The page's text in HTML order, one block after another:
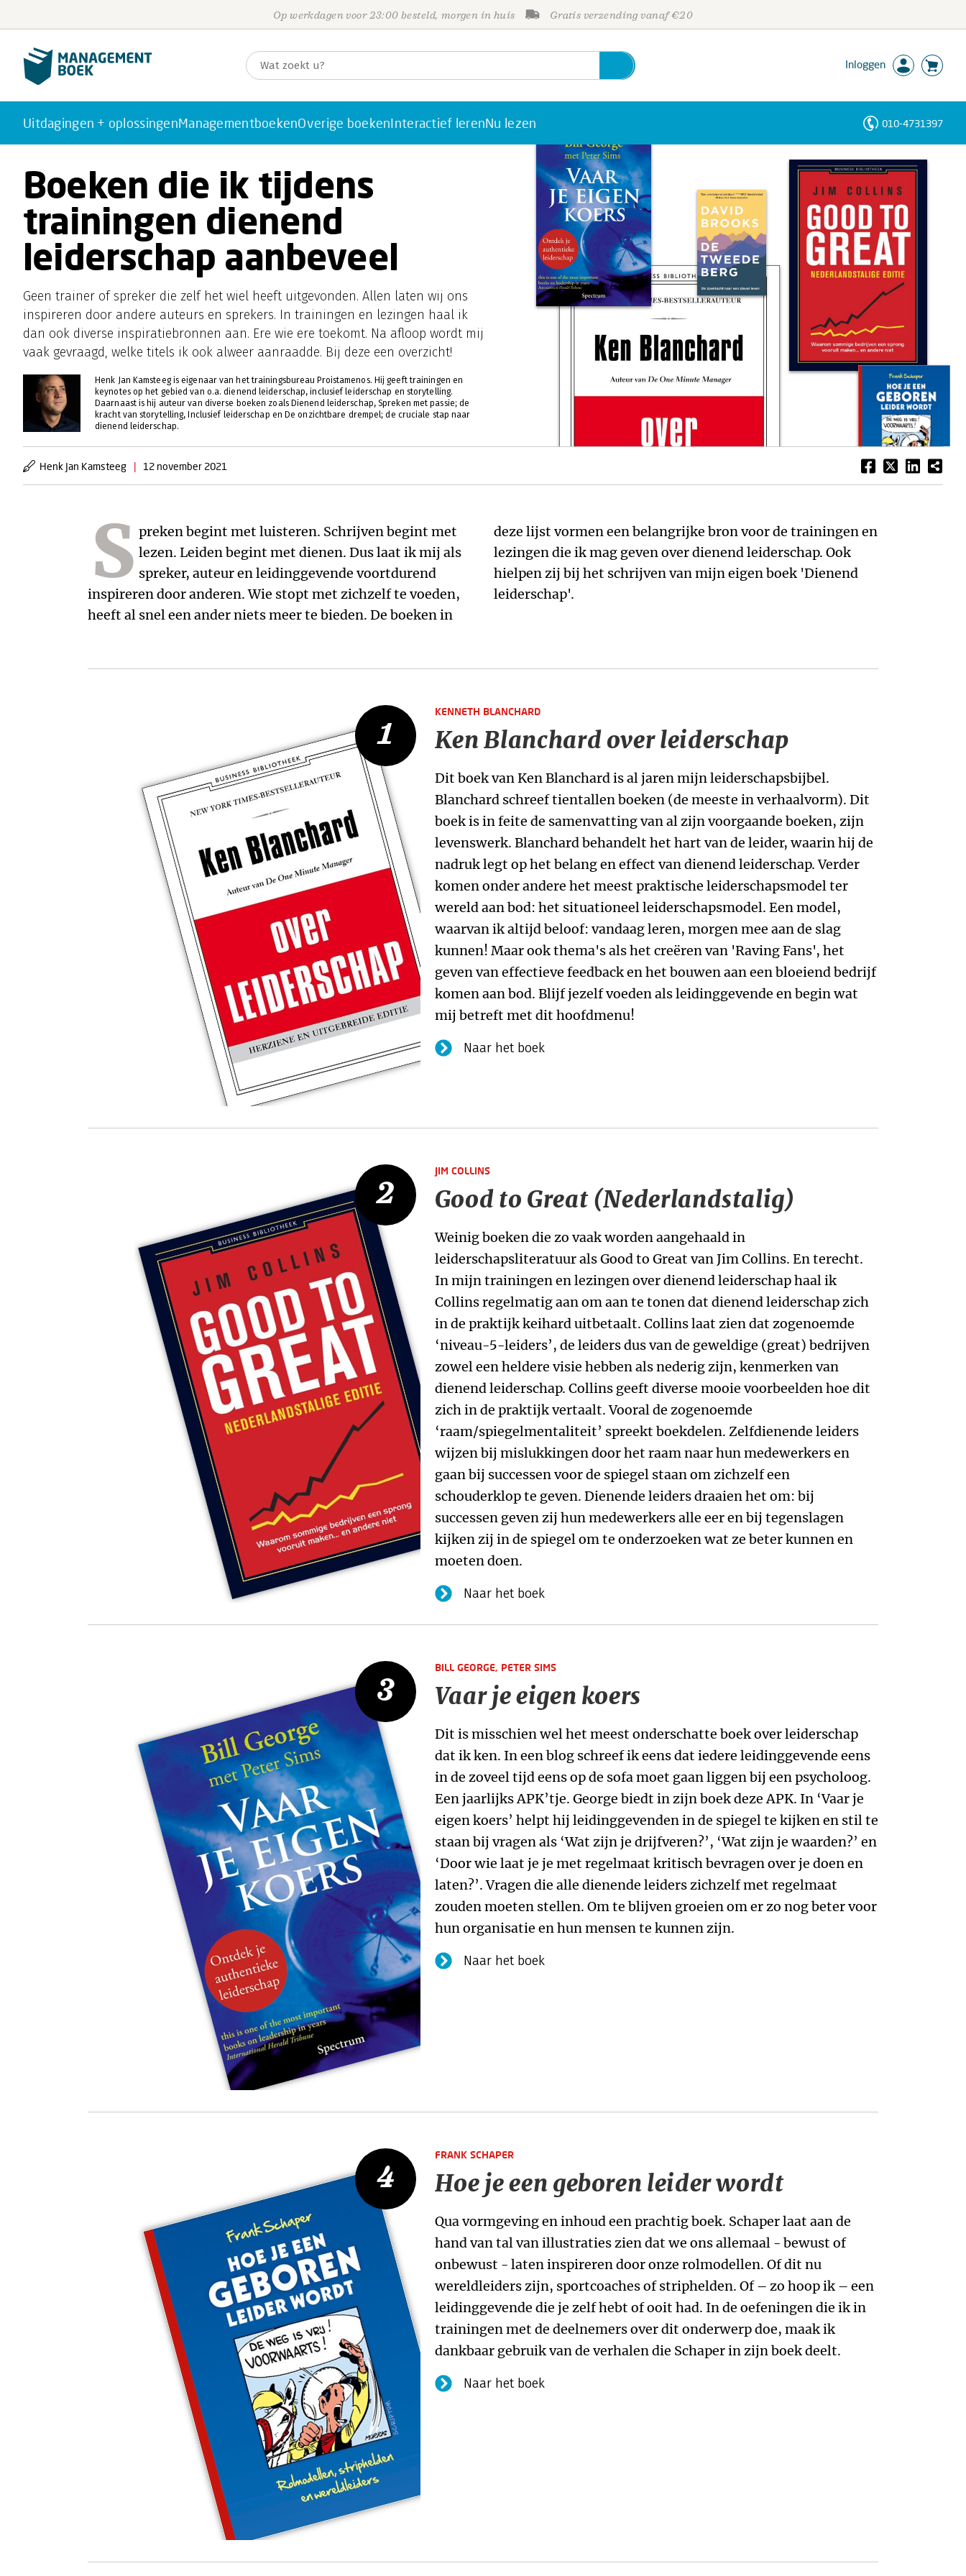
Op werkdagen voor 23:00 besteld, morgen in huis Gratis verzending vanaf €20
Inloggen
Uitdagingen + oplossingenManagementboekenOverige boekenInteractief lerenNu lezen 010-4731397
Boeken die ik tijdens
trainingen dienend
leiderschap aanbeveel
Geen trainer of spreker die zelf het wiel heeft uitgevonden. Allen laten wij ons
inspireren door andere auteurs en sprekers. In trainingen en lezingen haal ik
dan ook diverse inspiratiebronnen aan. Ere wie ere toekomt. Na afloop wordt mij
vaak gevraagd, welke titels ik ook alweer aanraadde. Bij deze een overzicht!
Henk Jan Kamsteeg is eigenaar van het trainingsbureau Proistamenos. Hij geeft trainingen en
keynotes op het gebied van o.a. dienend leiderschap, inclusief leiderschap en storytelling.
Daarnaast is hij auteur van diverse boeken zoals Dienend leiderschap, Spreken met passie; de
kracht van storytelling, Inclusief leiderschap en De onzichtbare drempel; de cruciale stap naar
dienend leiderschap.
Henk Jan Kamsteeg | 12 november 2021
S preken begint met luisteren. Schrijven begint met
lezen. Leiden begint met dienen. Dus laat ik mij als
spreker, auteur en leidinggevende voortdurend
inspireren door anderen. Wie stopt met zichzelf te voeden,
heeft al snel een ander niets meer te bieden. De boeken in
deze lijst vormen een belangrijke bron voor de trainingen en
lezingen die ik mag geven over dienend leiderschap. Ook
hielpen zij bij het schrijven van mijn eigen boek 'Dienend
leiderschap'.
1
KENNETH BLANCHARD
Ken Blanchard over leiderschap
Dit boek van Ken Blanchard is al jaren mijn leiderschapsbijbel.
Blanchard schreef tientallen boeken (de meeste in verhaalvorm). Dit
boek is in feite de samenvatting van al zijn voorgaande boeken, zijn
levenswerk. Blanchard behandelt het hart van de leider, waarin hij de
nadruk legt op het belang en effect van dienend leiderschap. Verder
komen onder andere het meest praktische leiderschapsmodel ter
wereld aan bod: het situationeel leiderschapsmodel. Een model,
waarvan ik altijd beloof: vandaag leren, morgen mee aan de slag
kunnen! Maar ook thema's als het creëren van 'Raving Fans', het
geven van effectieve feedback en het bouwen aan een bloeiend bedrijf
komen aan bod. Blijf jezelf voeden als leidinggevende en begin wat
mij betreft met dit hoofdmenu!
Naar het boek
2
JIM COLLINS
Good to Great (Nederlandstalig)
Weinig boeken die zo vaak worden aangehaald in
leiderschapsliteratuur als Good to Great van Jim Collins. En terecht.
In mijn trainingen en lezingen over dienend leiderschap haal ik
Collins regelmatig aan om aan te tonen dat dienend leiderschap zich
in de praktijk keihard uitbetaalt. Collins laat zien dat zogenoemde
‘niveau-5-leiders’, de leiders dus van de geweldige (great) bedrijven
zowel een heldere visie hebben als nederig zijn, kenmerken van
dienend leiderschap. Collins geeft diverse mooie voorbeelden hoe dit
zich in de praktijk vertaalt. Vooral de zogenoemde
‘raam/spiegelmentaliteit’ spreekt boekdelen. Zelfdienende leiders
wijzen bij mislukkingen door het raam naar hun medewerkers en
gaan bij successen voor de spiegel staan om zichzelf een
schouderklop te geven. Dienende leiders draaien het om: bij
successen geven zij hun medewerkers alle eer en bij tegenslagen
kijken zij in de spiegel om te onderzoeken wat ze beter kunnen en
moeten doen.
Naar het boek
3
BILL GEORGE, PETER SIMS
Vaar je eigen koers
Dit is misschien wel het meest onderschatte boek over leiderschap
dat ik ken. In een blog schreef ik eens dat iedere leidinggevende eens
in de zoveel tijd eens op de sofa moet gaan liggen bij een psycholoog.
Een jaarlijks APK’tje. George biedt in zijn boek deze APK. In ‘Vaar je
eigen koers’ helpt hij leidinggevenden in de spiegel te kijken en stil te
staan bij vragen als ‘Wat zijn je drijfveren?’, ‘Wat zijn je waarden?’ en
‘Door wie laat je je met regelmaat kritisch bevragen over je doen en
laten?’. Vragen die alle dienende leiders zichzelf met regelmaat
zouden moeten stellen. Om te blijven groeien om er zo nog beter voor
hun organisatie en hun mensen te kunnen zijn.
Naar het boek
4
FRANK SCHAPER
Hoe je een geboren leider wordt
Qua vormgeving en inhoud een prachtig boek. Schaper laat aan de
hand van tal van illustraties zien dat we ons allemaal - bewust of
onbewust - laten inspireren door onze rolmodellen. Of dit nu
wereldleiders zijn, sportcoaches of striphelden. Of – zo hoop ik – een
leidinggevende die je zelf hebt of ooit had. In de oefeningen die ik in
trainingen met de deelnemers over dit onderwerp doe, maak ik
dankbaar gebruik van de verhalen die Schaper in zijn boek deelt.
Naar het boek
Personen
Trefwoorden